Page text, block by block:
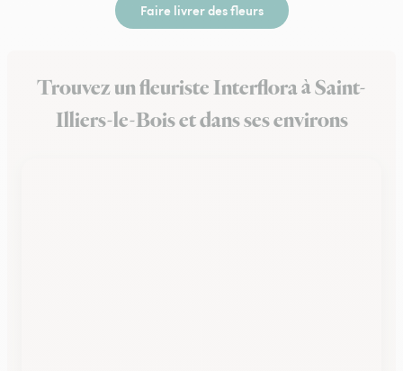
Faire livrer des fleurs
Trouvez un fleuriste Interflora à Saint-
Illiers-le-Bois et dans ses environs